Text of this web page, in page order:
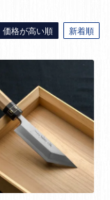
価格が高い順 新着順